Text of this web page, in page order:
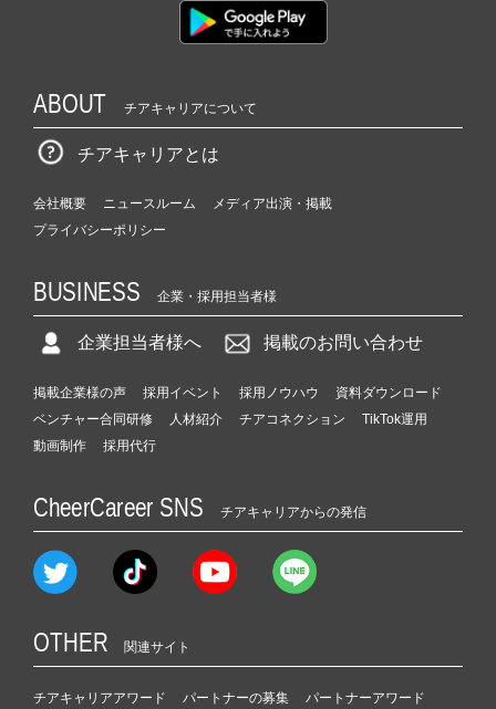
ABOUT チアキャリアについて
チアキャリアとは
会社概要 ニュースルーム
メディア出演・掲載
プライバシーポリシー
BUSINESS 企業・採用担当者様
企業担当者様へ 掲載のお問い合わせ
掲載企業様の声 採用イベント 採用ノウハウ
資料ダウンロード
ベンチャー合同研修
人材紹介 チアコネクション
TikTok運用
動画制作
採用代行
CheerCareer SNS チアキャリアからの発信
OTHER 関連サイト
チアキャリアアワード パートナーの募集 パートナーアワード